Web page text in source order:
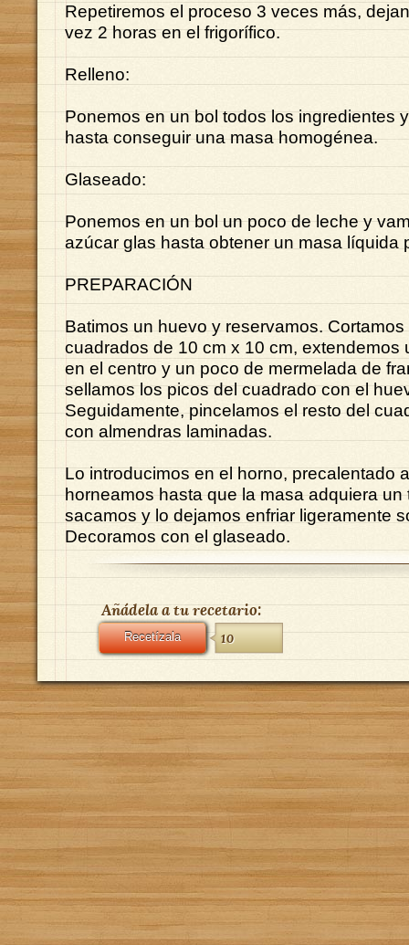
Repetiremos el proceso 3 veces más,
vez 2 horas en el frigorífico.
Relleno:
Ponemos en un bol todos los ingredientes
hasta conseguir una masa homogénea.
Glaseado:
Ponemos en un bol un poco de leche y
azúcar glas hasta obtener un masa líquida
PREPARACIÓN
Batimos un huevo y reservamos.
cuadrados de 10 cm x 10 cm, extendemos
en el centro y un poco de mermelada de
sellamos los picos del cuadrado con el
Seguidamente, pincelamos el resto del
con almendras laminadas.
Lo introducimos en el horno, precalentado
horneamos hasta que la masa adquiera un
sacamos y lo dejamos enfriar ligeramente
Decoramos con el glaseado.
Añádela a tu recetario:
Recetízala 10